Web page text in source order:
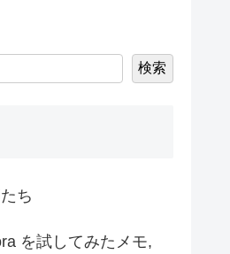
検索
ち
を試してみたメモ,